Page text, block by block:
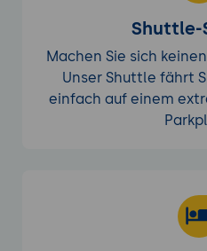
Shuttle-
Machen Sie sich
Unser Shuttle fährt
einfach auf einem